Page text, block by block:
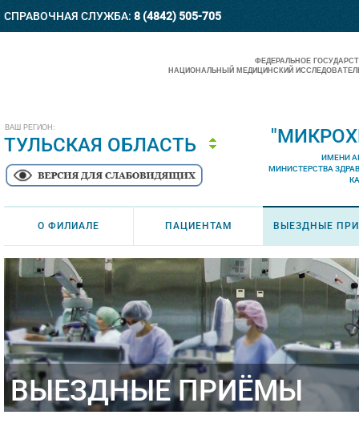
СПРАВОЧНАЯ СЛУЖБА: 8 (4842) 505-705
ВАШ РЕГИОН:
ТУЛЬСКАЯ ОБЛАСТЬ
ФЕДЕРАЛЬНОЕ
НАЦИОНАЛЬНЫЙ МЕДИЦИНСКИЙ
ИМЕНИ
МИНИСТЕРСТВА
О ФИЛИАЛЕ ПАЦИЕНТАМ ВЫЕЗДНЫЕ
ВЫЕЗДНЫЕ ПРИЁМЫ